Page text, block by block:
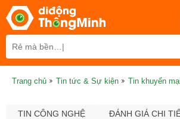
Trang chủ Tin tức & Sự kiện Tin khuyến mại
TIN CÔNG NGHỆ ĐÁNH GIÁ CHI